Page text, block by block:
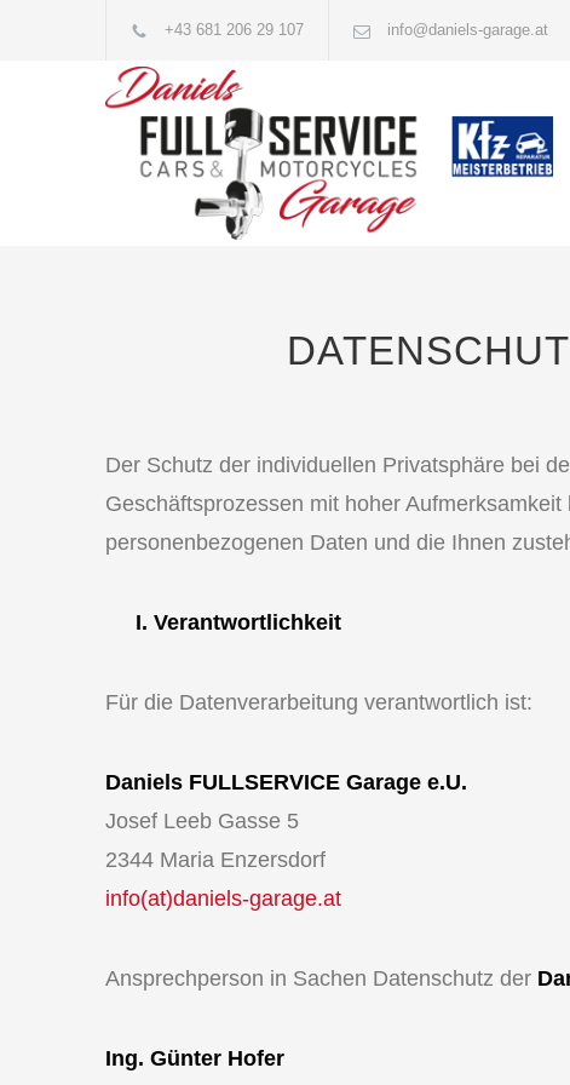
+43 681 206 29 107 info@daniels-garage.at
Der Schutz der individuellen Privatsphäre bei
Geschäftsprozessen mit hoher
personenbezogenen Daten und die Ihnen
I. Verantwortlichkeit
Für die Datenverarbeitung verantwortlich ist:
Daniels FULLSERVICE Garage e.U.
Josef Leeb Gasse 5
2344 Maria Enzersdorf
info(at)daniels-garage.at
Ansprechperson in Sachen Datenschutz der
Ing. Günter Hofer